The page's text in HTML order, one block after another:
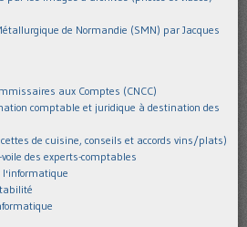
de Normandie (SMN) par Jacques
aux Comptes (CNCC)
comptable et juridique à destination des
de cuisine, conseils et accords vins/plats)
des experts-comptables
l'informatique